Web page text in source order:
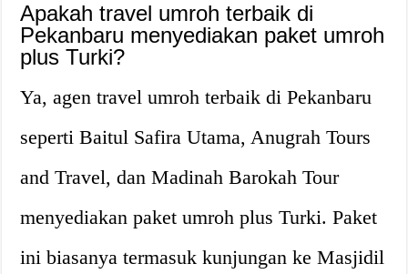
Apakah travel umroh terbaik di
Pekanbaru menyediakan paket umroh
plus Turki?
Ya, agen travel umroh terbaik di Pekanbaru
seperti Baitul Safira Utama, Anugrah Tours
and Travel, dan Madinah Barokah Tour
menyediakan paket umroh plus Turki. Paket
ini biasanya termasuk kunjungan ke Masjidil